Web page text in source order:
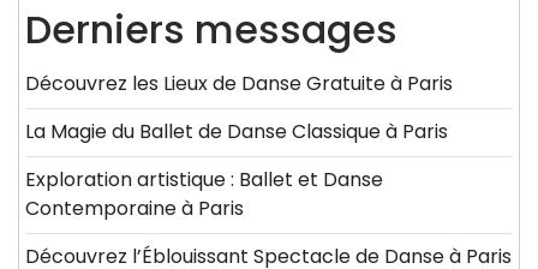
Derniers messages
Découvrez les Lieux de Danse Gratuite à Paris
La Magie du Ballet de Danse Classique à Paris
Exploration artistique : Ballet et Danse
Contemporaine à Paris
Découvrez l’Éblouissant Spectacle de Danse à Paris